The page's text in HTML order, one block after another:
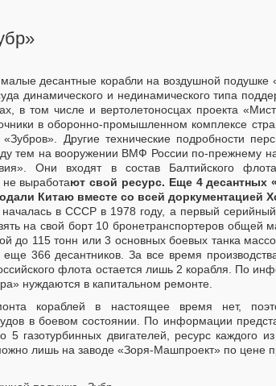
десантные корабли на воздушной подушке
динамического и нединамического типа
в том числе и вертолетоносцах проекта
в оборонно-промышленном комплексе
Другие технические подробности
тем на вооружении ВМФ России по-прежнему
Они входят в состав Балтийского
выработают свой ресурс. Еще 4 десантных
Китаю вместе со всей доркументацией
в СССР в 1978 году, а первый серийный
на свой борт 10 бронетранспортеров общей
до 115 тонн или 3 основных боевых танка
366 десантников. За все время
флота остается лишь 2 корабля. По
нуждаются в капитальном ремонте.
кораблей в настоящее время нет,
в боевом состоянии. По информации
газотурбинных двигателей, ресурс каждого
лишь на заводе «Зоря-Машпроект» по цене